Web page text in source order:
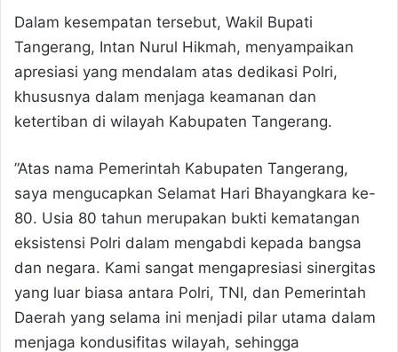
​Dalam kesempatan tersebut, Wakil Bupati
Tangerang, Intan Nurul Hikmah, menyampaikan
apresiasi yang mendalam atas dedikasi Polri,
khususnya dalam menjaga keamanan dan
ketertiban di wilayah Kabupaten Tangerang.
​”Atas nama Pemerintah Kabupaten Tangerang,
saya mengucapkan Selamat Hari Bhayangkara ke-
80. Usia 80 tahun merupakan bukti kematangan
eksistensi Polri dalam mengabdi kepada bangsa
dan negara. Kami sangat mengapresiasi sinergitas
yang luar biasa antara Polri, TNI, dan Pemerintah
Daerah yang selama ini menjadi pilar utama dalam
menjaga kondusifitas wilayah, sehingga